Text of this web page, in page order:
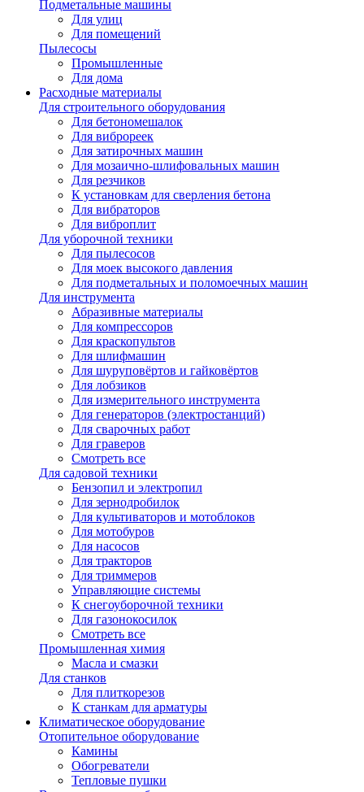
Подметальные машины
Для улиц
Для помещений
Пылесосы
Промышленные
Для дома
Расходные материалы
Для строительного оборудования
Для бетономешалок
Для виброреек
Для затирочных машин
Для мозаично-шлифовальных машин
Для резчиков
К установкам для сверления бетона
Для вибраторов
Для виброплит
Для уборочной техники
Для пылесосов
Для моек высокого давления
Для подметальных и поломоечных машин
Для инструмента
Абразивные материалы
Для компрессоров
Для краскопультов
Для шлифмашин
Для шуруповёртов и гайковёртов
Для лобзиков
Для измерительного инструмента
Для генераторов (электростанций)
Для сварочных работ
Для граверов
Смотреть все
Для садовой техники
Бензопил и электропил
Для зернодробилок
Для культиваторов и мотоблоков
Для мотобуров
Для насосов
Для тракторов
Для триммеров
Управляющие системы
К снегоуборочной техники
Для газонокосилок
Смотреть все
Промышленная химия
Масла и смазки
Для станков
Для плиткорезов
К станкам для арматуры
Климатическое оборудование
Отопительное оборудование
Камины
Обогреватели
Тепловые пушки